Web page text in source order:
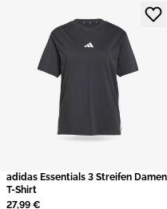
adidas Essentials 3 Streifen Damen
T-Shirt
27,99 €